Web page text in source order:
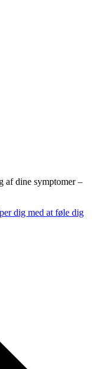
af dine symptomer –
dig med at føle dig